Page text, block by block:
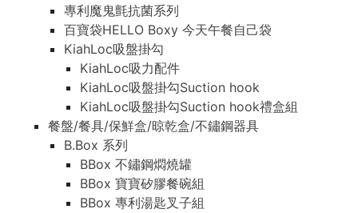
專利魔鬼氈抗菌系列
百寶袋HELLO Boxy 今天午餐自己袋
KiahLoc吸盤掛勾
KiahLoc吸力配件
KiahLoc吸盤掛勾Suction hook
KiahLoc吸盤掛勾Suction hook禮盒組
餐盤/餐具/保鮮盒/晾乾盒/不鏽鋼器具
B.Box 系列
BBox 不鏽鋼燜燒罐
BBox 寶寶矽膠餐碗組
BBox 專利湯匙叉子組